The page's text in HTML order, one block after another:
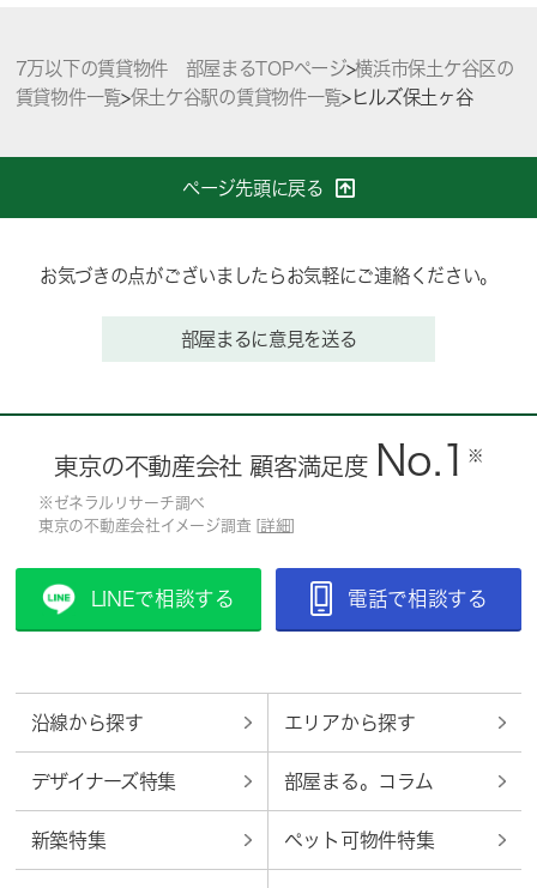
7万以下の賃貸物件 部屋まるTOPページ>横浜市保土ケ谷区の
賃貸物件一覧>保土ケ谷駅の賃貸物件一覧>ヒルズ保土ヶ谷
ページ先頭に戻る
お気づきの点がございましたらお気軽にご連絡ください。
部屋まるに意見を送る
東京の不動産会社 顧客満足度 No.1 ※
※ゼネラルリサーチ調べ
東京の不動産会社イメージ調査 [ 詳細
LINEで相談する 電話で相談する
沿線から探す エリアから探す
デザイナーズ特集 部屋まる。コラム
新築特集 ペット可物件特集